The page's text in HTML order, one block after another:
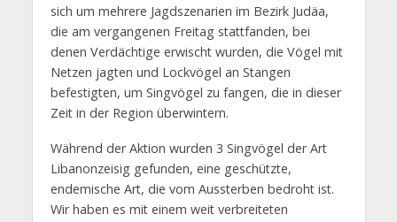
sich um mehrere Jagdszenarien im Bezirk Judäa,
die am vergangenen Freitag stattfanden, bei
denen Verdächtige erwischt wurden, die Vögel mit
Netzen jagten und Lockvögel an Stangen
befestigten, um Singvögel zu fangen, die in dieser
Zeit in der Region überwintern.
Während der Aktion wurden 3 Singvögel der Art
Libanonzeisig gefunden, eine geschützte,
endemische Art, die vom Aussterben bedroht ist.
Wir haben es mit einem weit verbreiteten